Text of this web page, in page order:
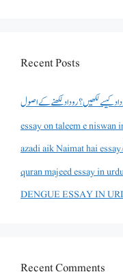
Recent Posts
کیسے لکھیں؟ روداد لکھنے کے اصول
Recent Comments